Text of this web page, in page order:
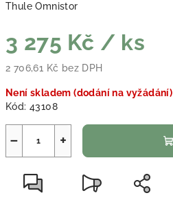
Thule Omnistor
3 275 Kč / ks
2 706,61 Kč bez DPH
Není skladem (dodání na vyžádání)
Kód: 43108
+
−